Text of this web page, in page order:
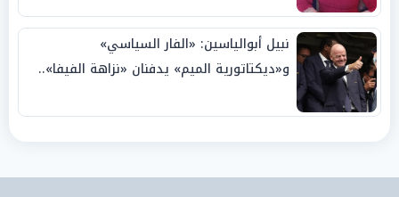
نبيل أبوالياسين: «الفار السياسي»
و«ديكتاتورية الميم» يدفنان «نزاهة الفيفا»..